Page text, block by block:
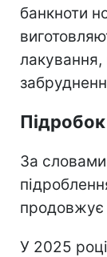
банкноти
лакування,
За
продовжує
У 2025